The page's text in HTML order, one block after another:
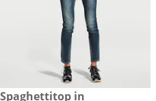
€ 14,99
Spaghettitop in